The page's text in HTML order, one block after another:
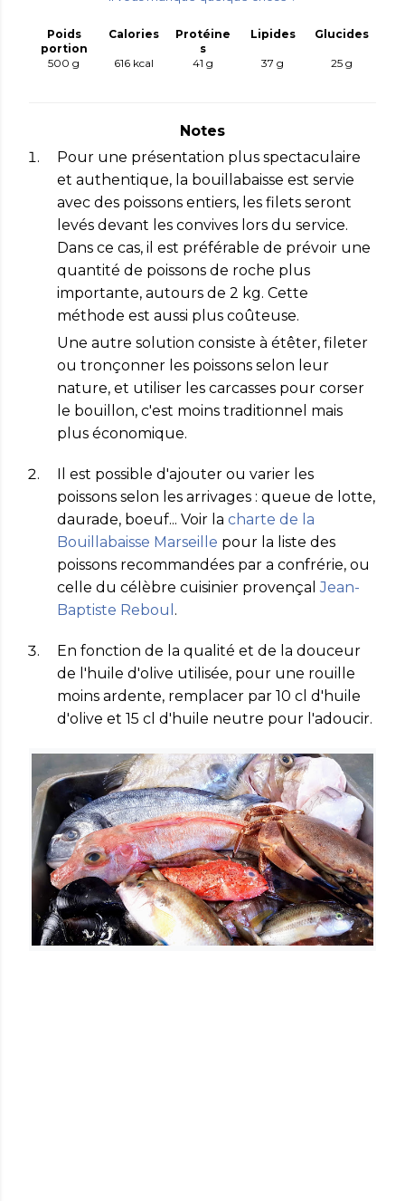
Poids
portion
Calories
Protéine
s
Lipides Glucides
500 g 616kcal 41 g 37 g 25 g
Notes
Pour une présentation plus spectaculaire
et authentique, la bouillabaisse est servie
avec des poissons entiers, les filets seront
levés devant les convives lors du service.
Dans ce cas, il est préférable de prévoir une
quantité de poissons de roche plus
importante, autours de 2 kg. Cette
méthode est aussi plus coûteuse.
Une autre solution consiste à étêter, fileter
ou tronçonner les poissons selon leur
nature, et utiliser les carcasses pour corser
le bouillon, c'est moins traditionnel mais
plus économique.
Il est possible d'ajouter ou varier les
poissons selon les arrivages : queue de lotte,
daurade, boeuf... Voir la charte de la
Bouillabaisse Marseille pour la liste des
poissons recommandées par a confrérie, ou
celle du célèbre cuisinier provençalJean-
Baptiste Reboul .
En fonction de la qualité et de la douceur
de l'huile d'olive utilisée, pour une rouille
moins ardente, remplacer par 10 cl d'huile
d'olive et 15 cl d'huile neutre pour l'adoucir.